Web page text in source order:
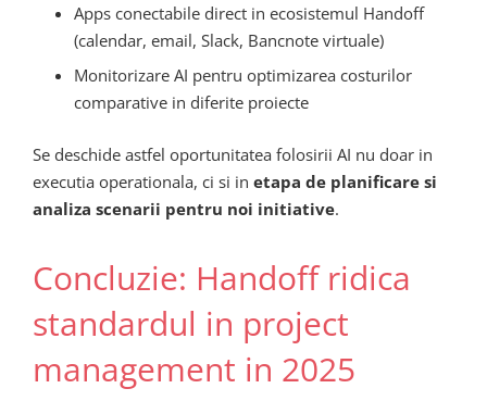
Apps conectabile direct in ecosistemul Handoff
(calendar, email, Slack, Bancnote virtuale)
Monitorizare AI pentru optimizarea costurilor
comparative in diferite proiecte
Se deschide astfel oportunitatea folosirii AI nu doar in
executia operationala, ci si in etapa de planificare si
analiza scenarii pentru noi initiative.
Concluzie: Handoff ridica
standardul in project
management in 2025